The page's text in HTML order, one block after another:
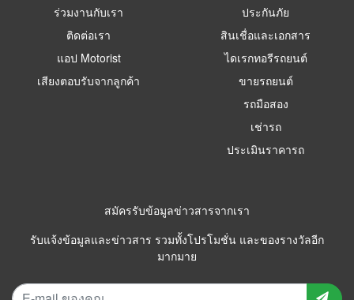
ร่วมงานกับเรา
ติดต่อเรา
แอป Motorist
เสียงตอบรับจากลูกค้า
ประกันภัย
สินเชื่อและเอกสาร
ไดเรกทอรีรถยนต์
ขายรถยนต์
รถมือสอง
เช่ารถ
ประเมินราคารถ
สมัครรับข้อมูลข่าวสารจากเรา
รับแจ้งข้อมูลและข่าวสาร รวมทั้งโปรโมชั่น และของรางวัลอีก
มากมาย